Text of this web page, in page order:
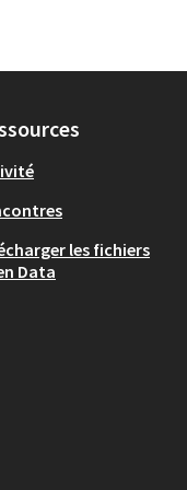
les fichiers
Data